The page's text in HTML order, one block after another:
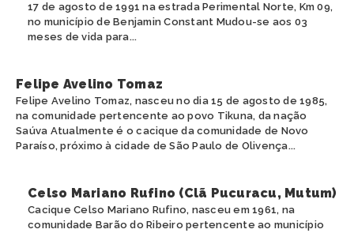
17 de agosto de 1991 na estrada Perimental Norte, Km 09,
no município de Benjamin Constant Mudou-se aos 03
meses de vida para...
Felipe Avelino Tomaz
Felipe Avelino Tomaz, nasceu no dia 15 de agosto de 1985,
na comunidade pertencente ao povo Tikuna, da nação
Saúva Atualmente é o cacique da comunidade de Novo
Paraíso, próximo à cidade de São Paulo de Olivença...
Celso Mariano Rufino (Clã Pucuracu, Mutum)
Cacique Celso Mariano Rufino, nasceu em 1961, na
comunidade Barão do Ribeiro pertencente ao município